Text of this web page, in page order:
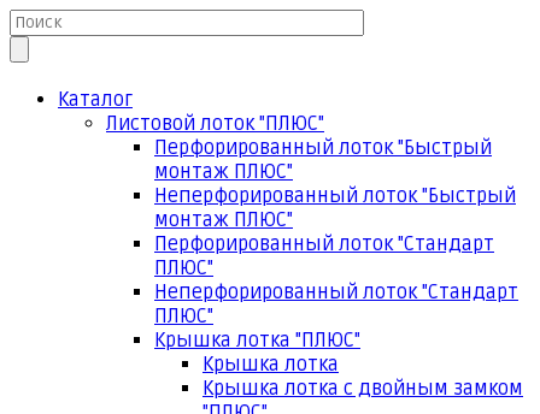
Каталог
Листовой лоток "ПЛЮС"
Перфорированный лоток "Быстрый
монтаж ПЛЮС"
Неперфорированный лоток "Быстрый
монтаж ПЛЮС"
Перфорированный лоток "Стандарт
ПЛЮС"
Неперфорированный лоток "Стандарт
ПЛЮС"
Крышка лотка "ПЛЮС"
Крышка лотка
Крышка лотка с двойным замком